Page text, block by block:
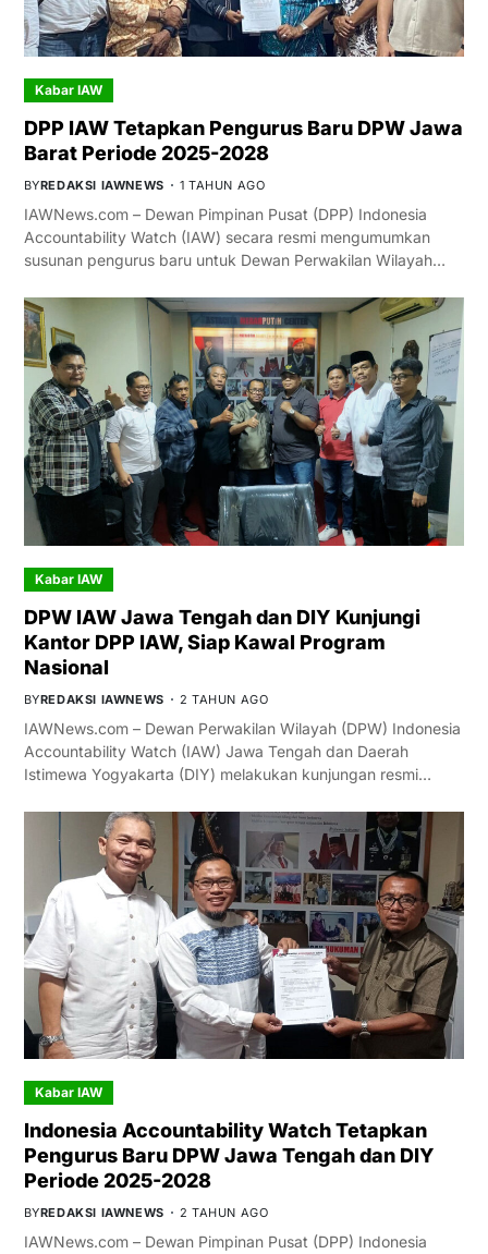
Kabar IAW
DPP IAW Tetapkan Pengurus Baru DPW Jawa
Barat Periode 2025-2028
BYREDAKSI IAWNEWS 1 TAHUN AGO
IAWNews.com – Dewan Pimpinan Pusat (DPP) Indonesia
Accountability Watch (IAW) secara resmi mengumumkan
susunan pengurus baru untuk Dewan Perwakilan Wilayah…
Kabar IAW
DPW IAW Jawa Tengah dan DIY Kunjungi
Kantor DPP IAW, Siap Kawal Program
Nasional
BYREDAKSI IAWNEWS 2 TAHUN AGO
IAWNews.com – Dewan Perwakilan Wilayah (DPW) Indonesia
Accountability Watch (IAW) Jawa Tengah dan Daerah
Istimewa Yogyakarta (DIY) melakukan kunjungan resmi…
Kabar IAW
Indonesia Accountability Watch Tetapkan
Pengurus Baru DPW Jawa Tengah dan DIY
Periode 2025-2028
BYREDAKSI IAWNEWS 2 TAHUN AGO
IAWNews.com – Dewan Pimpinan Pusat (DPP) Indonesia